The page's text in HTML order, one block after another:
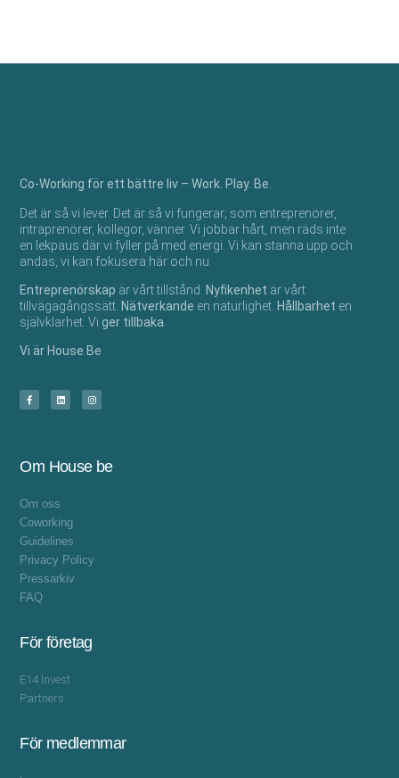
Co-Working för ett bättre liv – Work. Play. Be.
Det är så vi lever. Det är så vi fungerar; som entreprenörer,
intraprenörer, kollegor, vänner.​ Vi jobbar hårt, men räds inte
en lekpaus där vi fyller på med energi. Vi kan stanna upp och
andas, vi kan fokusera här och nu.​
Entreprenörskap är vårt tillstånd. Nyfikenhet är vårt
tillvägagångssätt. Nätverkande en naturlighet. Hållbarhet en
självklarhet. Vi ger tillbaka
Vi är House Be
Om House be
Om oss
Coworking
Guidelines
Privacy Policy
Pressarkiv
FAQ
För företag
E14 Invest
Partners
För medlemmar